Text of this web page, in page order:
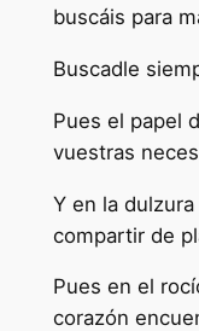
buscáis para
Buscadle
Pues el papel
vuestras
Y en la
compartir de
Pues en el
corazón